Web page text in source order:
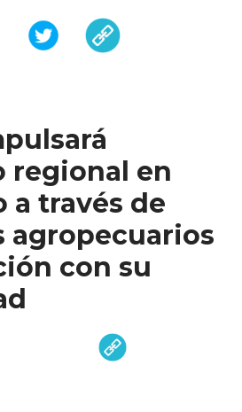
regional en
a través de
agropecuarios
con su